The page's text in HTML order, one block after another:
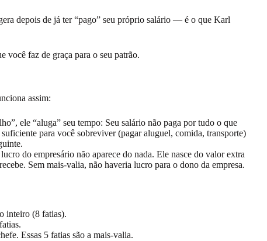
depois de já ter “pago” seu próprio salário — é o que Karl
você faz de graça para o seu patrão.
assim:
ele “aluga” seu tempo: Seu salário não paga por tudo o que
para você sobreviver (pagar aluguel, comida, transporte)
do empresário não aparece do nada. Ele nasce do valor extra
Sem mais-valia, não haveria lucro para o dono da empresa.
inteiro (8 fatias).
Essas 5 fatias são a mais-valia.